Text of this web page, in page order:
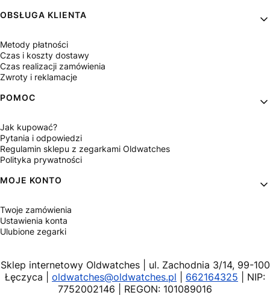
OBSŁUGA KLIENTA
Metody płatności
Czas i koszty dostawy
Czas realizacji zamówienia
Zwroty i reklamacje
POMOC
Jak kupować?
Pytania i odpowiedzi
Regulamin sklepu z zegarkami Oldwatches
Polityka prywatności
MOJE KONTO
Twoje zamówienia
Ustawienia konta
Ulubione zegarki
Sklep internetowy Oldwatches | ul. Zachodnia 3/14, 99-100
Łęczyca | oldwatches@oldwatches.pl 662164325 | NIP:
7752002146 | REGON: 101089016